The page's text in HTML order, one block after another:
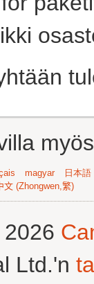
magyar
日本
文 (Zhongwen,繁)
Ltd.'n